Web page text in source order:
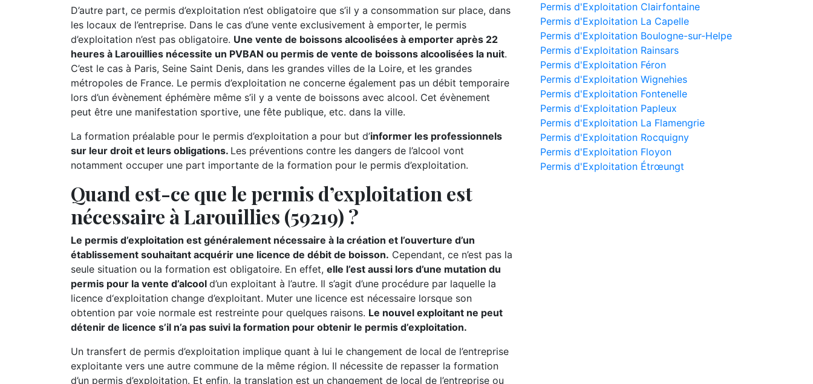
D’autre part, ce permis d’exploitation n’est obligatoire que s’il y a consommation sur place, dans
les locaux de l’entreprise. Dans le cas d’une vente exclusivement à emporter, le permis
d’exploitation n’est pas obligatoire. Une vente de boissons alcoolisées à emporter après 22
heures à Larouillies nécessite un PVBAN ou permis de vente de boissons alcoolisées la nuit.
C’est le cas à Paris, Seine Saint Denis, dans les grandes villes de la Loire, et les grandes
métropoles de France. Le permis d’exploitation ne concerne également pas un débit temporaire
lors d’un évènement éphémère même s’il y a vente de boissons avec alcool. Cet évènement
peut être une manifestation sportive, une fête publique, etc. dans la ville.
La formation préalable pour le permis d’exploitation a pour but d’informer les professionnels
sur leur droit et leurs obligations. Les préventions contre les dangers de l’alcool vont
notamment occuper une part importante de la formation pour le permis d’exploitation.
Quand est-ce que le permis d’exploitation est
nécessaire à Larouillies (59219) ?
Le permis d’exploitation est généralement nécessaire à la création et l’ouverture d’un
établissement souhaitant acquérir une licence de débit de boisson. Cependant, ce n’est pas la
seule situation ou la formation est obligatoire. En effet, elle l’est aussi lors d’une mutation du
permis pour la vente d’alcool d’un exploitant à l’autre. Il s’agit d’une procédure par laquelle la
licence d‘exploitation change d’exploitant. Muter une licence est nécessaire lorsque son
obtention par voie normale est restreinte pour quelques raisons. Le nouvel exploitant ne peut
détenir de licence s’il n’a pas suivi la formation pour obtenir le permis d’exploitation.
Un transfert de permis d’exploitation implique quant à lui le changement de local de l’entreprise
exploitante vers une autre commune de la même région. Il nécessite de repasser la formation
d’un permis d’exploitation. Et enfin, la translation est un changement de local de l’entreprise ou
Permis d'Exploitation Clairfontaine
Permis d'Exploitation La Capelle
Permis d'Exploitation Boulogne-sur-Helpe
Permis d'Exploitation Rainsars
Permis d'Exploitation Féron
Permis d'Exploitation Wignehies
Permis d'Exploitation Fontenelle
Permis d'Exploitation Papleux
Permis d'Exploitation La Flamengrie
Permis d'Exploitation Rocquigny
Permis d'Exploitation Floyon
Permis d'Exploitation Étrœungt